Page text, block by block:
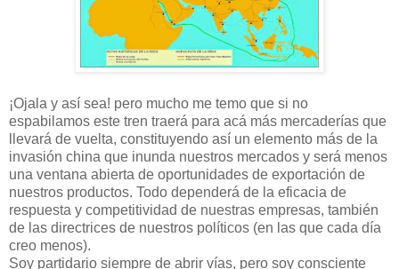
¡Ojala y así sea! pero mucho me temo que si no
espabilamos este tren traerá para acá más mercaderías que
llevará de vuelta, constituyendo así un elemento más de la
invasión china que inunda nuestros mercados y será menos
una ventana abierta de oportunidades de exportación de
nuestros productos. Todo dependerá de la eficacia de
respuesta y competitividad de nuestras empresas, también
de las directrices de nuestros políticos (en las que cada día
creo menos).
Soy partidario siempre de abrir vías, pero soy consciente